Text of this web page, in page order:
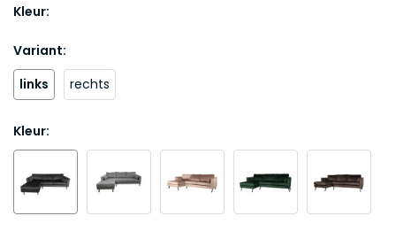
Kleur:
Variant:
links
rechts
Kleur: